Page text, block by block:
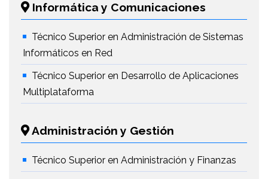
Informática y Comunicaciones
Técnico Superior en Administración de Sistemas
Informáticos en Red
Técnico Superior en Desarrollo de Aplicaciones
Multiplataforma
Administración y Gestión
Técnico Superior en Administración y Finanzas